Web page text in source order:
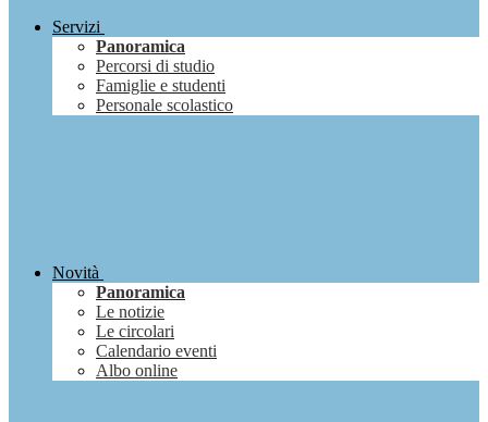
Servizi
Panoramica
Percorsi di studio
Famiglie e studenti
Personale scolastico
Novità
Panoramica
Le notizie
Le circolari
Calendario eventi
Albo online